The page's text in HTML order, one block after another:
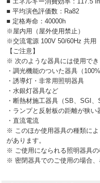
■ 平均演色評価数：Ra82
■ 定格寿命：40000h
※屋内用（屋外使用禁止）
※交流電源 100V 50/60Hz 共用
【ご注意】
※ 次のような器具には使用で
・調光機能のついた器具（
・誘導灯・非常用照明器具
・水銀灯器具など
・断熱材施工器具（SB、SGI
・ランプと反射板の距離が狭い
・直流電流
※ このほか使用器具の種類に
があります。
※ ご使用になられる照明器具
※ 密閉器具でのご使用の場合